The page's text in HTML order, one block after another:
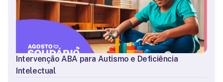
Intervenção ABA para Autismo e Deficiência
Intelectual